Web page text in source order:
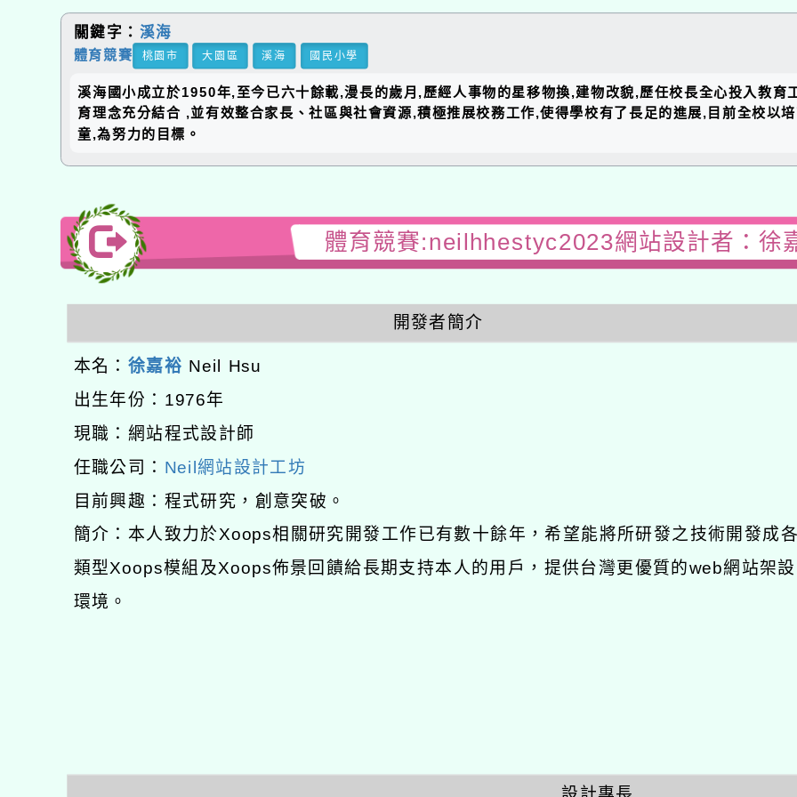
關鍵字： 溪海
體育競賽 桃園市 大園區 溪海 國民小學
溪海國小成立於1950年,至今已六十餘載,漫長的歲月,歷經人事物的星移物換,建物改貌,歷任校長全心投入教育
育理念充分結合 ,並有效整合家長、社區與社會資源,積極推展校務工作,使得學校有了長足的進展,目前全校以
童,為努力的目標。
體育競賽:neilhhestyc2023網站設計者：徐
開發者簡介
本名： 徐嘉裕 Neil Hsu
出生年份：1976年
現職：網站程式設計師
任職公司： Neil網站設計工坊
目前興趣：程式研究，創意突破。
簡介：本人致力於Xoops相關研究開發工作已有數十餘年，希望能將所研發之技術開發成
類型Xoops模組及Xoops佈景回饋給長期支持本人的用戶，提供台灣更優質的web網站架設
環境。